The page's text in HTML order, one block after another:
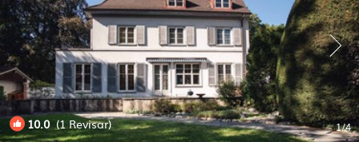
10.0(1 Revisar) 1/4